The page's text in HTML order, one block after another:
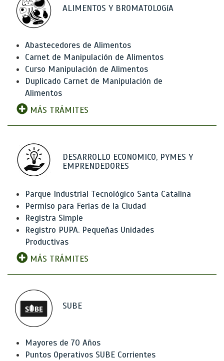
ALIMENTOS Y BROMATOLOGíA
Abastecedores de Alimentos
Carnet de Manipulación de Alimentos
Curso Manipulación de Alimentos
Duplicado Carnet de Manipulación de
Alimentos
MÁS TRÁMITES
DESARROLLO ECONOMICO, PYMES Y
EMPRENDEDORES
Parque Industrial Tecnológico Santa Catalina
Permiso para Ferias de la Ciudad
Registra Simple
Registro PUPA. Pequeñas Unidades
Productivas
MÁS TRÁMITES
SUBE
Mayores de 70 Años
Puntos Operativos SUBE Corrientes